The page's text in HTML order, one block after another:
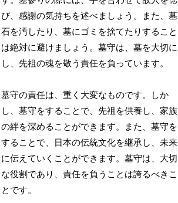
び、感謝の気持ちを述べましょう。また、墓
石を汚したり、墓にゴミを捨てたりすること
は絶対に避けましょう。墓守は、墓を大切に
し、先祖の魂を敬う責任を負っています。
墓守の責任は、重く大変なものです。しか
し、墓守をすることで、先祖を供養し、家族
の絆を深めることができます。また、墓守を
することで、日本の伝統文化を継承し、未来
に伝えていくことができます。墓守は、大切
な役割であり、責任を負うことは誇るべきこ
とです。